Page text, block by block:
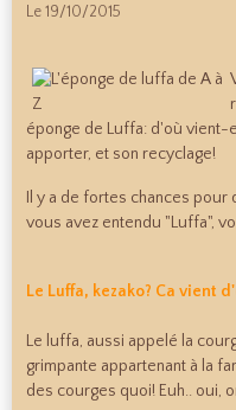
Le 19/10/2015
éponge de Luffa: d'où vient-
apporter, et son recyclage!
Il y a de fortes chances
vous avez entendu "Luffa",
Le Luffa, kezako? Ca vient
Le luffa, aussi appelé la
grimpante appartenant à la
des courges quoi! Euh.. oui,